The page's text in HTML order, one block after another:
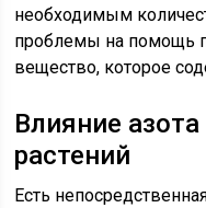
необходимым
проблемы на помощь
вещество, которое
Влияние
растений
Есть